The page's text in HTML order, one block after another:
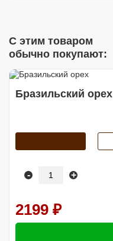
С этим товаром
обычно покупают:
Бразильский орех
- +
2199 ₽